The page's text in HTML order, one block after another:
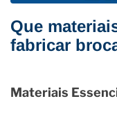
Que
fabricar
Materiais